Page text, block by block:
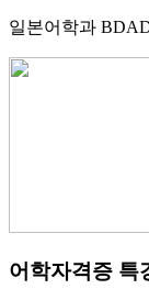
일본어학과
어학자격증 특